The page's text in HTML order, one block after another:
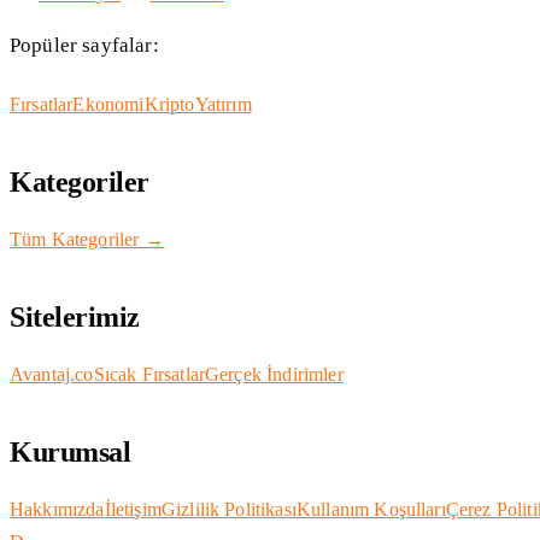
Popüler sayfalar:
FırsatlarEkonomiKriptoYatırım
Kategoriler
Tüm Kategoriler →
Sitelerimiz
Avantaj.coSıcak FırsatlarGerçek İndirimler
Kurumsal
HakkımızdaİletişimGizlilik PolitikasıKullanım KoşullarıÇerez